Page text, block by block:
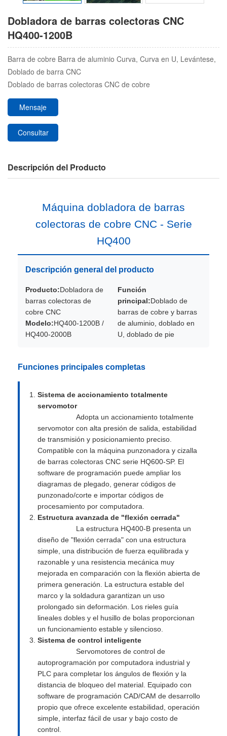
Dobladora de barras colectoras CNC
HQ400-1200B
Barra de cobre Barra de aluminio Curva, Curva en U, Levántese,
Doblado de barra CNC
Doblado de barras colectoras CNC de cobre
Mensaje
Consultar
Descripción del Producto
Máquina dobladora de barras
colectoras de cobre CNC - Serie
HQ400
Descripción general del producto
Producto:Dobladora de
barras colectoras de
cobre CNC
Modelo:HQ400-1200B /
HQ400-2000B
Función
principal:Doblado de
barras de cobre y barras
de aluminio, doblado en
U, doblado de pie
Funciones principales completas
Sistema de accionamiento totalmente
servomotor
Adopta un accionamiento totalmente
servomotor con alta presión de salida, estabilidad
de transmisión y posicionamiento preciso.
Compatible con la máquina punzonadora y cizalla
de barras colectoras CNC serie HQ600-SP. El
software de programación puede ampliar los
diagramas de plegado, generar códigos de
punzonado/corte e importar códigos de
procesamiento por computadora.
Estructura avanzada de "flexión cerrada"
La estructura HQ400-B presenta un
diseño de "flexión cerrada" con una estructura
simple, una distribución de fuerza equilibrada y
razonable y una resistencia mecánica muy
mejorada en comparación con la flexión abierta de
primera generación. La estructura estable del
marco y la soldadura garantizan un uso
prolongado sin deformación. Los rieles guía
lineales dobles y el husillo de bolas proporcionan
un funcionamiento estable y silencioso.
Sistema de control inteligente
Servomotores de control de
autoprogramación por computadora industrial y
PLC para completar los ángulos de flexión y la
distancia de bloqueo del material. Equipado con
software de programación CAD/CAM de desarrollo
propio que ofrece excelente estabilidad, operación
simple, interfaz fácil de usar y bajo costo de
control.